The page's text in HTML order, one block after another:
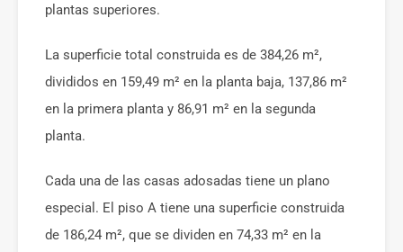
plantas superiores.
La superficie total construida es de 384,26 m²,
divididos en 159,49 m² en la planta baja, 137,86 m²
en la primera planta y 86,91 m² en la segunda
planta.
Cada una de las casas adosadas tiene un plano
especial. El piso A tiene una superficie construida
de 186,24 m², que se dividen en 74,33 m² en la